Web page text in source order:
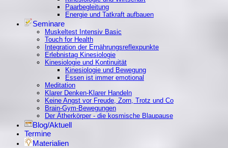
Paarbegleitung
Energie und Tatkraft aufbauen
Seminare
Muskeltest Intensiv Basic
Touch for Health
Integration der Ernährungsreflexpunkte
Erlebnistag Kinesiologie
Kinesiologie und Kontinuität
Kinesiologie und Bewegung
Essen ist immer emotional
Meditation
Klarer Denken-Klarer Handeln
Keine Angst vor Freude, Zorn, Trotz und Co
Brain-Gym-Bewegungen
Der Ätherkörper - die kosmische Blaupause
Blog/Aktuell
Termine
Materialien